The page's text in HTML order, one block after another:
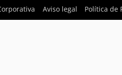
Aviso legal Política de